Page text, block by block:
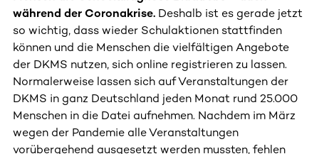
während der Coronakrise. Deshalb ist es gerade jetzt
so wichtig, dass wieder Schulaktionen stattfinden
können und die Menschen die vielfältigen Angebote
der DKMS nutzen, sich online registrieren zu lassen.
Normalerweise lassen sich auf Veranstaltungen der
DKMS in ganz Deutschland jeden Monat rund 25.000
Menschen in die Datei aufnehmen. Nachdem im März
wegen der Pandemie alle Veranstaltungen
vorübergehend ausgesetzt werden mussten, fehlen